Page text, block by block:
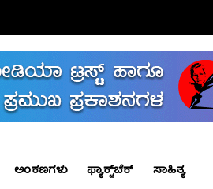
ಅಂಕಣಗಳು ಫ್ಯಾಕ್ಟ್‌ಚೆಕ್
ಸಾಹಿತ್ಯ